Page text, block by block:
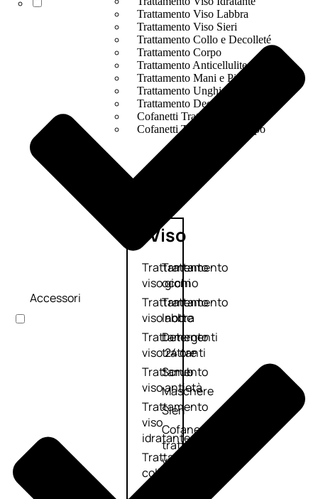
Trattamento Viso Labbra
Trattamento Viso Sieri
Trattamento Collo e Decolleté
Trattamento Corpo
Trattamento Anticellulite
Trattamento Mani e Piedi
Trattamento Unghie
Trattamento Deodoranti
Cofanetti Trattamento Viso
Cofanetti Trattamento Corpo
Viso
Trattamento
viso giorno
Trattamento
viso notte
Trattamento
viso 24 ore
Trattamento
viso antietà
Trattamento
viso
idratante
Trattamento
collo e
décolleté
Trattamento
occhi
Trattamento
labbra
Detergenti
trattanti
Scrub
Maschere
Sieri
Cofanetti
trattamento
viso
Accessori